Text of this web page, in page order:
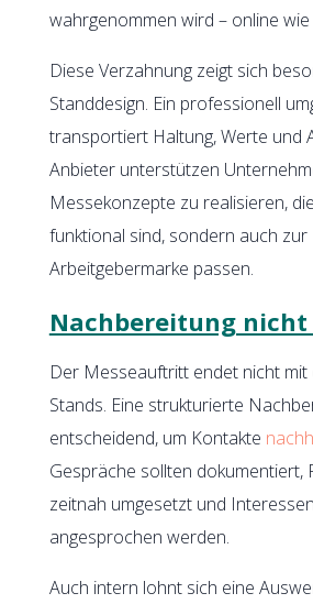
wahrgenommen wird – online
Diese Verzahnung zeigt sich
Standdesign. Ein professionell
transportiert Haltung, Werte und
Anbieter unterstützen
Messekonzepte zu realisieren,
funktional sind, sondern auch zur
Arbeitgebermarke passen.
Nachbereitung nicht
Der Messeauftritt endet nicht mit
Stands. Eine strukturierte
entscheidend, um Kontakte
Gespräche sollten dokumentiert,
zeitnah umgesetzt und
angesprochen werden.
Auch intern lohnt sich eine